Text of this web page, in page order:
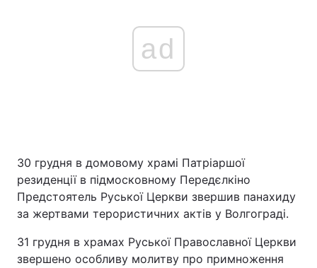
ad
30 грудня в домовому храмі Патріаршої
резиденції в підмосковному Передєлкіно
Предстоятель Руської Церкви звершив панахиду
за жертвами терористичних актів у Волгограді.
31 грудня в храмах Руської Православної Церкви
звершено особливу молитву про примноження